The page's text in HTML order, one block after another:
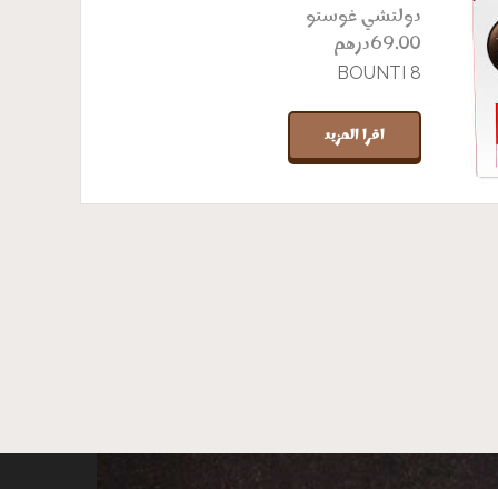
دولتشي غوستو
69.00درهم
BOUNTI 8
اقرا المزيد